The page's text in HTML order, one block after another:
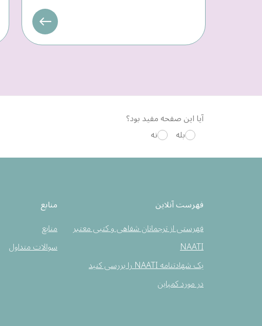
آیا این صفحه مفید بود؟
بله
نه
فهرست آنلاین
فهرستی از ترجمانان شفاهی و کتبی معتبر
NAATI
یک شهادتنامه NAATI را بررسی کنید
در مورد کمپاین
منابع
منابع
سوالات متداول